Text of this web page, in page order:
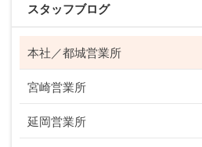
スタッフブログ
本社／都城営業所
宮崎営業所
延岡営業所